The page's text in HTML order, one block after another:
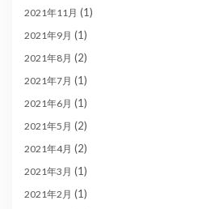
2021年11月 (1)
2021年9月 (1)
2021年8月 (2)
2021年7月 (1)
2021年6月 (1)
2021年5月 (2)
2021年4月 (2)
2021年3月 (1)
2021年2月 (1)